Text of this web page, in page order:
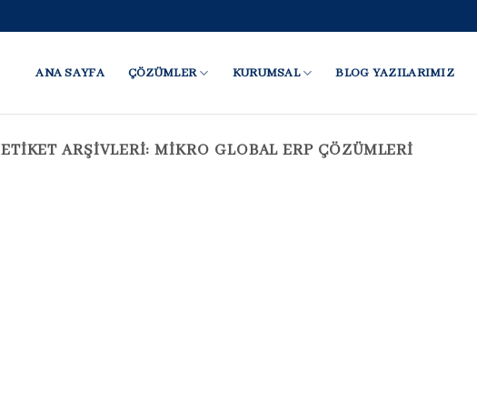
ANA SAYFA ÇÖZÜMLER KURUMSAL BLOG YAZILARIMIZ
ETIKET ARŞIVLERI:MIKRO GLOBAL ERP ÇÖZÜMLERI